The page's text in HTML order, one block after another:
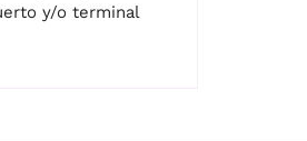
y/o terminal